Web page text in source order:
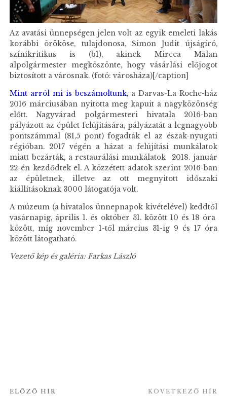
Az avatási ünnepségen jelen volt az egyik emeleti lakás
korábbi örököse, tulajdonosa, Simon Judit újságíró,
színikritikus is (b1), akinek Mircea Mălan
alpolgármester megköszönte, hogy vásárlási előjogot
biztosított a városnak. (fotó: városháza)[/caption]
Mint arról mi is beszámoltunk,a Darvas-La Roche-ház
2016 márciusában nyitotta meg kapuit a nagyközönség
előtt. Nagyvárad polgármesteri hivatala 2016-ban
pályázott az épület felújítására, pályázatát a legnagyobb
pontszámmal (81,5 pont) fogadták el az észak-nyugati
régióban. 2017 végén a házat a felújítási munkálatok
miatt bezárták, a restaurálási munkálatok 2018. január
22-én kezdődtek el. A közzétett adatok szerint 2016-ban
az épületnek, illetve az ott megnyitott időszaki
kiállításoknak 3000 látogatója volt.
A múzeum (a hivatalos ünnepnapok kivételével) keddtől
vasárnapig, április 1. és október 31. között 10 és 18 óra
között, míg november 1-től március 31-ig 9 és 17 óra
között látogatható.
Vezető kép és galéria: Farkas László
ELŐZŐ HÍR KÖVETKEZŐ HÍR